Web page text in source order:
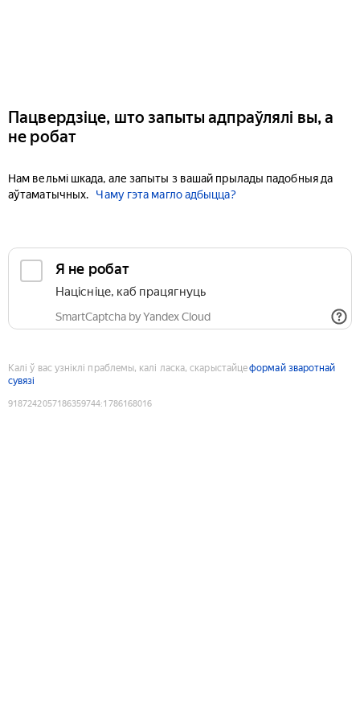
Пацвердзіце, што запыты адпраўлялі вы, а
не робат
Нам вельмі шкада, але запыты з вашай прылады падобныя да
аўтаматычных.
Чаму гэта магло адбыцца?
Я не робат
Націсніце, каб працягнуць
SmartCaptcha by Yandex Cloud
Калі ў вас узніклі праблемы, калі ласка, скарыстайцеформай зваротнай
сувязі
9187242057186359744:1786168016